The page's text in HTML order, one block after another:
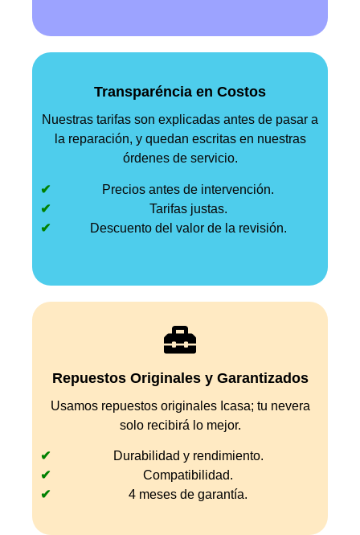
Transparéncia en Costos
Nuestras tarifas son explicadas antes de pasar a
la reparación, y quedan escritas en nuestras
órdenes de servicio.
Precios antes de intervención.
Tarifas justas.
Descuento del valor de la revisión.
Repuestos Originales y Garantizados
Usamos repuestos originales Icasa; tu nevera
solo recibirá lo mejor.
Durabilidad y rendimiento.
Compatibilidad.
4 meses de garantía.